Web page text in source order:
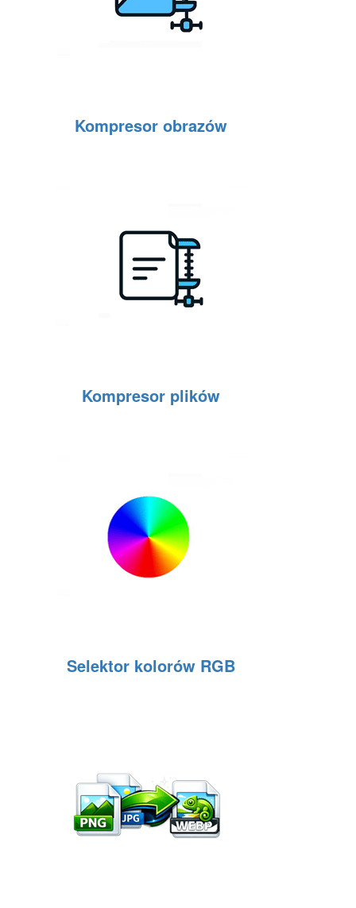
Kompresor obrazów
Kompresor plików
Selektor kolorów RGB